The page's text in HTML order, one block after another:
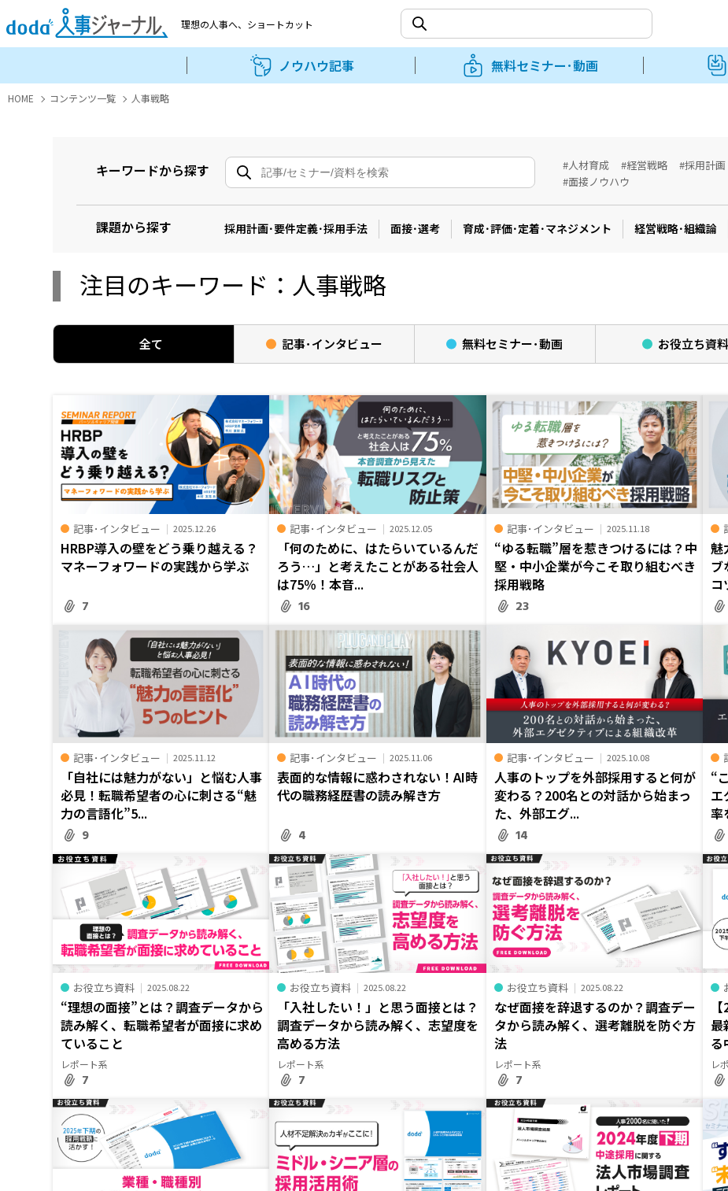
理想の人事へ、 ショートカット
ノウハウ記事 無料セミナー･動画
HOME コンテンツ一覧 人事戦略
キーワードから探す #人材育成 #経営戦略 #採用計
#面接ノウハウ
課題から探す 採用計画･要件定義･採用手法 面接･選考 育成･評価･定着･マネジメント 経営戦略･組織論
注目のキーワード：人事戦略
全て 記事･インタビュー 無料セミナー･動画 お役立ち資料
記事･インタビュー 2025.12.26
HRBP導入の壁をどう乗り越える？
マネーフォワードの実践から学ぶ
7
記事･インタビュー 2025.12.05
「何のために、はたらいているんだ
ろう…」と考えたことがある社会人
は75％！本音...
16
記事･インタビュー 2025.11.18
“ゆる転職”層を惹きつけるには？中
堅・中小企業が今こそ取り組むべき
採用戦略
23
魅
ブ
コ
記事･インタビュー 2025.11.12
「自社には魅力がない」と悩む人事
必見！転職希望者の心に刺さる“魅
力の言語化”5...
9
記事･インタビュー 2025.11.06
表面的な情報に惑わされない！AI時
代の職務経歴書の読み解き方
4
記事･インタビュー 2025.10.08
人事のトップを外部採用すると何が
変わる？200名との対話から始まっ
た、外部エグ...
14
“
エ
率
お役立ち資料 2025.08.22
“理想の面接”とは？調査データから
読み解く、転職希望者が面接に求め
ていること
レポート系
7
お役立ち資料 2025.08.22
「入社したい！」と思う面接とは？
調査データから読み解く、志望度を
高める方法
レポート系
7
お役立ち資料 2025.08.22
なぜ面接を辞退するのか？調査デー
タから読み解く、選考離脱を防ぐ方
法
レポート系
7
最
る
レ